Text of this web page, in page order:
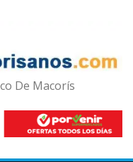
De Macorís